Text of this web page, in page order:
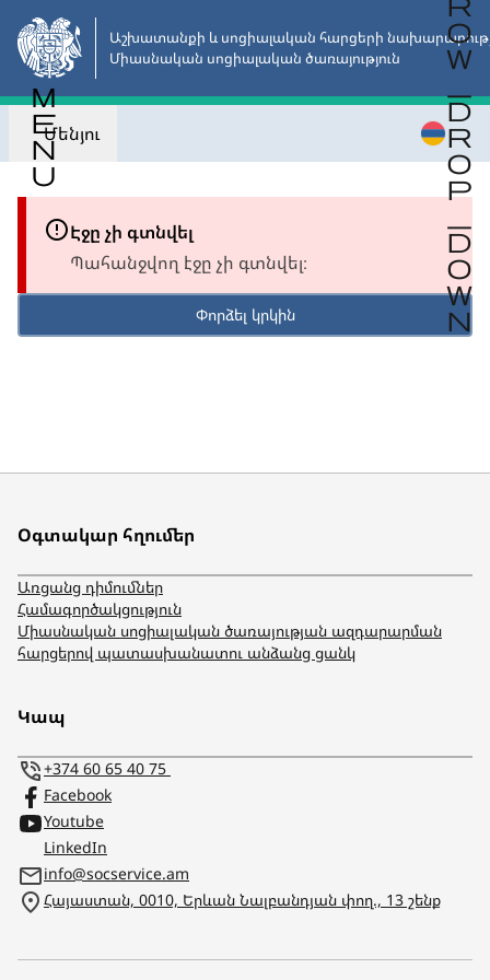
Անցնել
հիմնական
բովանդակությանը
Աշխատանքի և սոցիալական հարցերի
Միասնական սոցիալական ծառայություն
Մենյու
Էջը չի գտնվել
Պահանջվող էջը չի գտնվել։
Փորձել կրկին
Օգտակար հղումեր
Առցանց դիմումներ
Համագործակցություն
Միասնական սոցիալական ծառայության ազդարարման
հարցերով պատասխանատու անձանց ցանկ
Կապ
+374 60 65 40 75
Facebook
Youtube
LinkedIn
info@socservice.am
Հայաստան, 0010, Երևան Նալբանդյան փող., 13 շենք